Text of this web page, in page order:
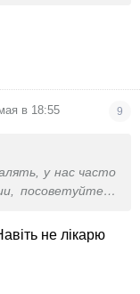
в 18:55 9
у нас часто
посоветуйтесь
не лікарю